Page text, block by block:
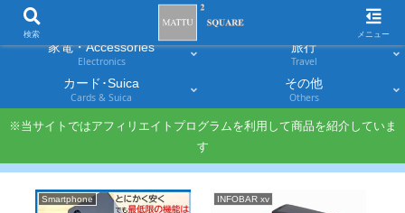
家電・Accessories
Electronics
旅行
Travel
カード･Suica
Cards & Suica
その他
Others
※当サイトではアフィリエイトプログラムを利用して商品を紹介していま
す
Smartphone INFOBAR xv
検索 メニュー